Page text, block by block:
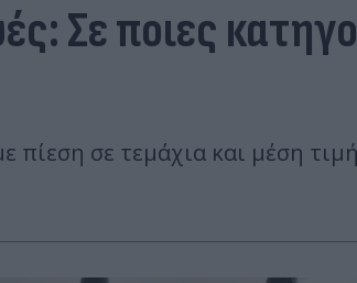
Σε ποιες
πίεση σε τεμάχια και μέση